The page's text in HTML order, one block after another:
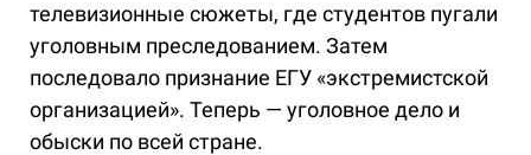
телевизионные сюжеты, где студентов пугали
уголовным преследованием. Затем
последовало признание ЕГУ «экстремистской
организацией». Теперь — уголовное дело и
обыски по всей стране.